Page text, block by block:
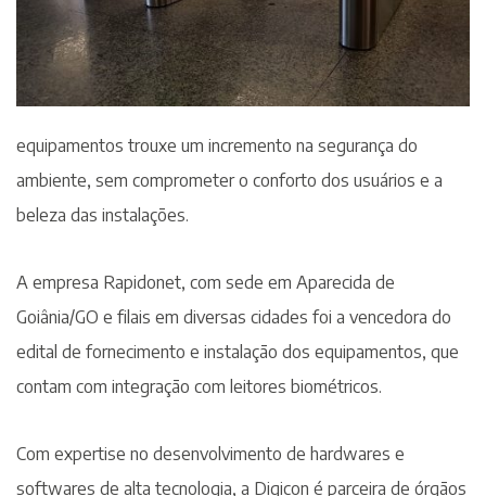
equipamentos trouxe um incremento na segurança do
ambiente, sem comprometer o conforto dos usuários e a
beleza das instalações.
A empresa Rapidonet, com sede em Aparecida de
Goiânia/GO e filais em diversas cidades foi a vencedora do
edital de fornecimento e instalação dos equipamentos, que
contam com integração com leitores biométricos.
Com expertise no desenvolvimento de hardwares e
softwares de alta tecnologia, a Digicon é parceira de órgãos